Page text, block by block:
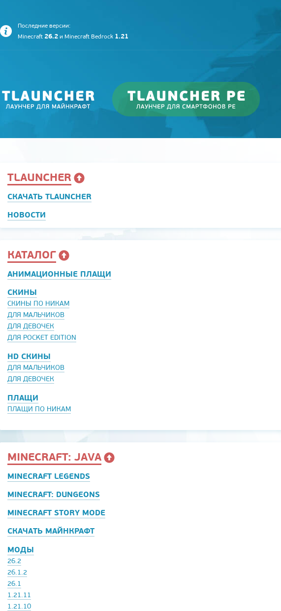
Последние версии:
Minecraft 26.2 и Minecraft Bedrock 1.21
TLAUNCHER
СКАЧАТЬ TLAUNCHER
НОВОСТИ
КАТАЛОГ
АНИМАЦИОННЫЕ ПЛАЩИ
СКИНЫ
СКИНЫ ПО НИКАМ
ДЛЯ МАЛЬЧИКОВ
ДЛЯ ДЕВОЧЕК
ДЛЯ POCKET EDITION
HD СКИНЫ
ДЛЯ МАЛЬЧИКОВ
ДЛЯ ДЕВОЧЕК
ПЛАЩИ
ПЛАЩИ ПО НИКАМ
MINECRAFT: JAVA
MINECRAFT LEGENDS
MINECRAFT: DUNGEONS
MINECRAFT STORY MODE
СКАЧАТЬ МАЙНКРАФТ
МОДЫ
26.2
26.1.2
26.1
1.21.11
1.21.10